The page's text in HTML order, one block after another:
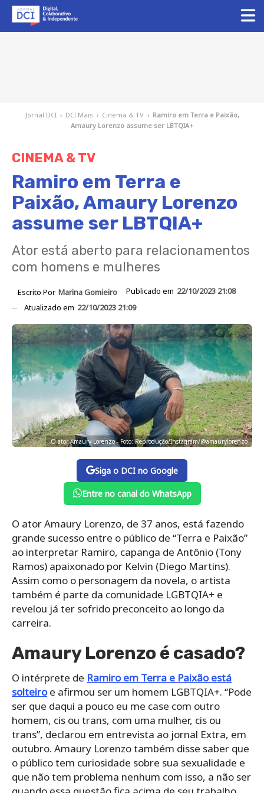
Jornal DCI › DCI Mais › Cinema & TV › Ramiro em Terra e Paixão,
Amaury Lorenzo assume ser LBTQIA+
CINEMA & TV
Ramiro em Terra e
Paixão, Amaury Lorenzo
assume ser LBTQIA+
Ator está aberto para relacionamentos
com homens e mulheres
Escrito Por Marina Gomieiro Publicado em 22/10/2023 21:08
Atualizado em 22/10/2023 21:09
O ator Amaury Lorenzo - Foto: Reprodução/Instagram/@amaurylorenzo
Siga o DCI no Google
Entre no canal do WhatsApp
O ator Amaury Lorenzo, de 37 anos, está fazendo
grande sucesso entre o público de “Terra e Paixão”
ao interpretar Ramiro, capanga de Antônio (Tony
Ramos) apaixonado por Kelvin (Diego Martins).
Assim como o personagem da novela, o artista
também é parte da comunidade LGBTQIA+ e
revelou já ter sofrido preconceito ao longo da
carreira.
Amaury Lorenzo é casado?
O intérprete de Ramiro em Terra e Paixão está
solteiroe afirmou ser um homem LGBTQIA+. “Pode
ser que daqui a pouco eu me case com outro
homem, cis ou trans, com uma mulher, cis ou
trans”, declarou em entrevista ao jornal Extra, em
outubro. Amaury Lorenzo também disse saber que
o público tem curiosidade sobre sua sexualidade e
que não tem problema nenhum com isso, a não ser